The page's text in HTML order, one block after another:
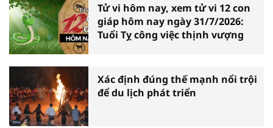
Tử vi hôm nay, xem tử vi 12 con
giáp hôm nay ngày 31/7/2026:
Tuổi Tỵ công việc thịnh vượng
Xác định đúng thế mạnh nổi trội
để du lịch phát triển